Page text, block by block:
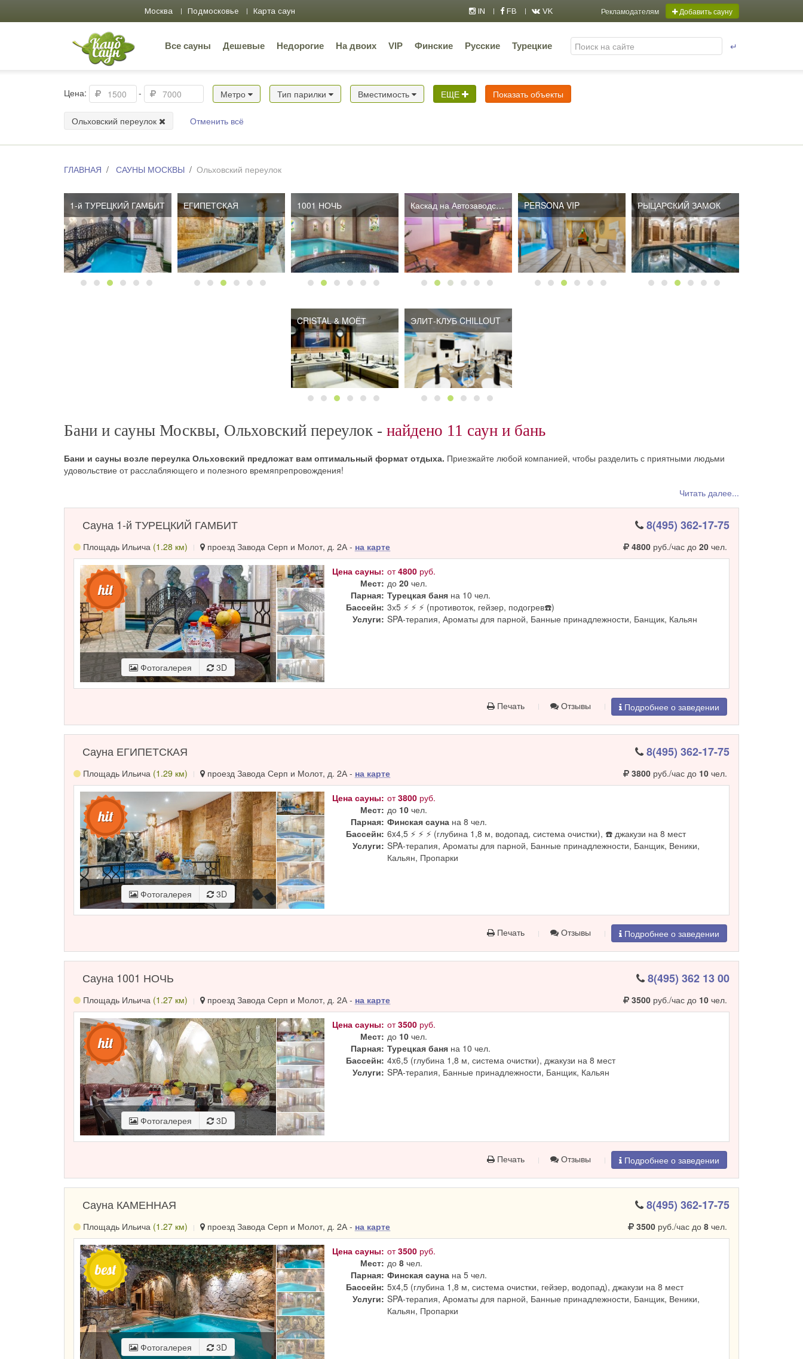
Москва Подмосковье Карта саун IN FB VK Добавить сауну
Рекламодателям
Все сауны Дешевые Недорогие На двоих VIP Финские Русские Турецкие ↵
Цена: - Метро Тип парилки Вместимость ЕЩЕ Показать объекты
Ольховский переулок Отменить всё
ГЛАВНАЯ САУНЫ МОСКВЫ Ольховский переулок
1-й ТУРЕЦКИЙ ГАМБИТ ЕГИПЕТСКАЯ 1001 НОЧЬ Каскад на Автозаводской PERSONA VIP РЫЦАРСКИЙ ЗАМОК
CRISTAL & MOЁТ ЭЛИТ-КЛУБ CHILLOUT
Бани и сауны Москвы, Ольховский переулок - найдено 11 саун и бань
Бани и сауны возле переулка Ольховский предложат вам оптимальный формат отдыха. Приезжайте любой компанией, чтобы разделить с приятными людьми
удовольствие от расслабляющего и полезного времяпрепровождения!
Читать далее...
Сауна 1-й ТУРЕЦКИЙ ГАМБИТ 8(495) 362-17-75
Площадь Ильича (1.28 км) проезд Завода Серп и Молот, д. 2А - на карте 4800руб./час до 20чел.
Фотогалерея 3D
Цена сауны: от4800 руб.
Мест: до20 чел.
Парная: Турецкая баня на 10 чел.
Бассейн: 3х5 ⚡ ⚡ ⚡ (противоток, гейзер, подогрев☎️)
Услуги: SPA-терапия, Ароматы для парной, Банные принадлежности, Банщик, Кальян
Печать Отзывы Подробнее о заведении
Сауна ЕГИПЕТСКАЯ 8(495) 362-17-75
Площадь Ильича (1.29 км) проезд Завода Серп и Молот, д. 2А - на карте 3800руб./час до 10чел.
Фотогалерея 3D
Цена сауны: от3800 руб.
Мест: до 10 чел.
Парная: Финская сауна на 8 чел.
Бассейн: 6x4,5 ⚡ ⚡ ⚡ (глубина 1,8 м, водопад, система очистки), ☎️ джакузи на 8 мест
Услуги: SPA-терапия, Ароматы для парной, Банные принадлежности, Банщик, Веники,
Кальян, Пропарки
Печать Отзывы Подробнее о заведении
Сауна 1001 НОЧЬ 8(495) 362 13 00
Площадь Ильича (1.27 км) проезд Завода Серп и Молот, д. 2А - на карте 3500руб./час до 10чел.
Фотогалерея 3D
Цена сауны: от3500 руб.
Мест: до 10 чел.
Парная: Турецкая баня на 10 чел.
Бассейн: 4x6,5 (глубина 1,8 м, система очистки), джакузи на 8 мест
Услуги: SPA-терапия, Банные принадлежности, Банщик, Кальян
Печать Отзывы Подробнее о заведении
Сауна КАМЕННАЯ 8(495) 362-17-75
Площадь Ильича (1.27 км) проезд Завода Серп и Молот, д. 2А - на карте 3500руб./час до 8чел.
Фотогалерея 3D
Цена сауны: от3500 руб.
Мест: до8 чел.
Парная: Финская сауна на 5 чел.
Бассейн: 5x4,5 (глубина 1,8 м, система очистки, гейзер, водопад), джакузи на 8 мест
Услуги: SPA-терапия, Ароматы для парной, Банные принадлежности, Банщик, Веники,
Кальян, Пропарки